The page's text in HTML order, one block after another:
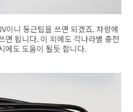
이니 둥근팁을 쓰면 되겠죠. 차량에
면 됩니다. 이 외에도 각나라별 충전
에도 도움이 될듯 합니다.